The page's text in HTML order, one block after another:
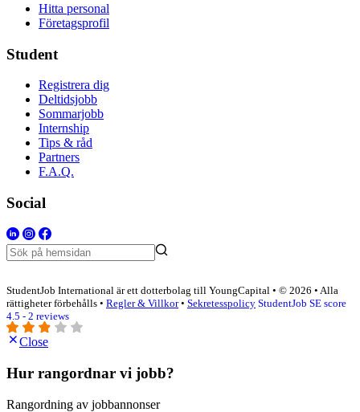
Hitta personal
Företagsprofil
Student
Registrera dig
Deltidsjobb
Sommarjobb
Internship
Tips & råd
Partners
F.A.Q.
Social
StudentJob International är ett dotterbolag till YoungCapital • © 2026 • Alla
rättigheter förbehålls • Regler & Villkor• Sekretesspolicy StudentJob SE score
4.5 - 2 reviews
Close
Hur rangordnar vi jobb?
Rangordning av jobbannonser